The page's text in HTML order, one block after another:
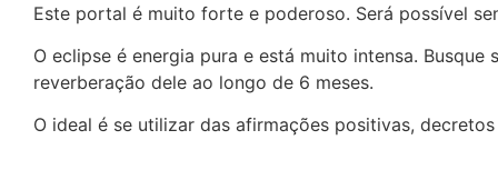
Este portal é muito forte e poderoso. Será possível
O eclipse é energia pura e está muito intensa.
reverberação dele ao longo de 6 meses.
O ideal é se utilizar das afirmações positivas,